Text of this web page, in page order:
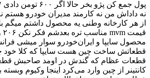
نه داداش من نه کارمند مدیران خودرو هستم
از هر کارخانه وطنی یه محصول داشتم میگم
محصول سایپا و ایران‌خودرو سوار میشی
قطعاتش ساخت چین هست سایپا که کلا خود
قطعات عظام که گندش در اومد صاحبش
کانتینر از چین وارد می‌کرد اینجا وکیوم